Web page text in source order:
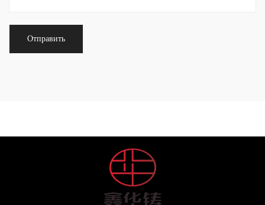
частях для иных машин, литейные технологии
предлагают решение, гармонично сочетающее